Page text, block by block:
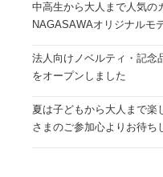
中高生から大人まで人気の
NAGASAWAオリジナルモ
法人向けノベルティ・記念
をオープンしました
夏は子どもから大人まで楽
さまのご参加心よりお待ち